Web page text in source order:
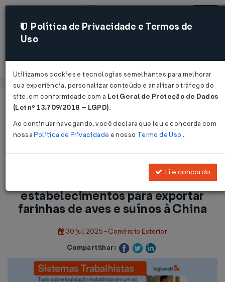
Acessar
Página Inicial
Notícias
farinhas de aves e suínos à China...
Voltar
Brasil habilita primeiros
estabelecimentos para exportar
farinhas de aves e suínos à China
30 jul 2025 - Comércio Exterior
Compartilhar:
Política de Privacidade e Termos de
Uso
Utilizamos cookies e tecnologias semelhantes para melhorar
sua experiência, personalizar conteúdo e analisar o tráfego do
site, em conformidade com a Lei Geral de Proteção de Dados
(Lei nº 13.709/2018 – LGPD).
Ao continuar navegando, você declara que leu e concorda com
nossaPolítica de Privacidade e nosso Termo de Uso .
Li e concordo